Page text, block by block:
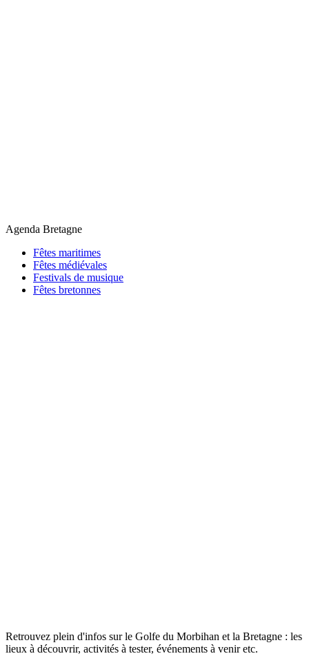
Agenda Bretagne
Fêtes maritimes
Fêtes médiévales
Festivals de musique
Fêtes bretonnes
Retrouvez plein d'infos sur le Golfe du Morbihan et la Bretagne : les
lieux à découvrir, activités à tester, événements à venir etc.